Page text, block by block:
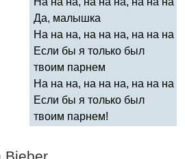
Да, малышка
На на на, на на на, на на на
Если бы я только был
твоим парнем
На на на, на на на, на на на
Если бы я только был
твоим парнем!
Bieber